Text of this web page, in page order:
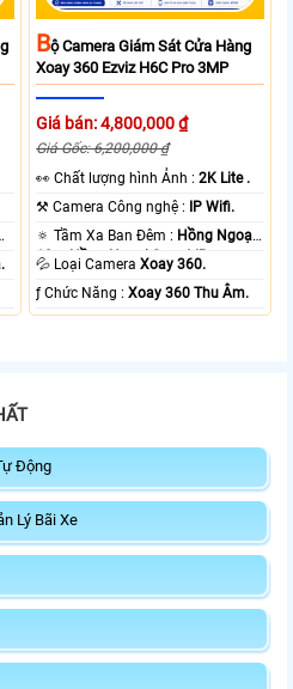
BỘ Camera Giám Sát Cửa Hàng
Xoay 360 Ezviz H6C Pro 3MP
Giá bán: 4,800,000 ₫
Giá Gốc: 6,200,000 ₫
️👀 Chất lượng hình Ảnh :2K Lite .
⚒ Camera Công nghệ :
IP Wifi.
🔅 Tầm Xa Ban Đêm : Hồng Ngoại
10m Hồng Ngoại Smart IR.
💦 Loại CameraXoay 360.
️ƒ Chức Năng :Xoay 360 Thu Âm.
Động
Lý Bãi Xe